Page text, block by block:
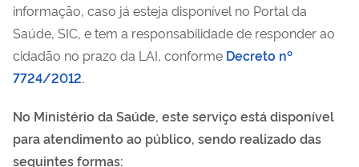
informação, caso já esteja disponível no Portal da
Saúde, SIC, e tem a responsabilidade de responder ao
cidadão no prazo da LAI, conforme Decreto nº
7724/2012.
No Ministério da Saúde, este serviço está disponível
para atendimento ao público, sendo realizado das
seguintes formas: